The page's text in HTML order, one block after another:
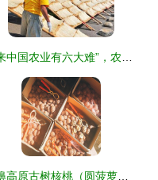
未来中国农业有六大难”，农民何去何从？看透这些挑战才知前路不易。
漾濞高原古树核桃（圆菠萝） 2500G自然馈赠的舌尖珍品